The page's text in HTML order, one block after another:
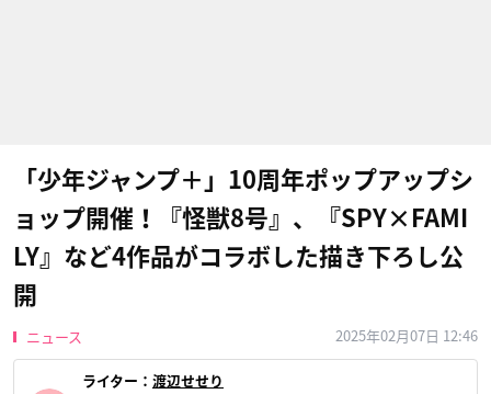
「少年ジャンプ＋」10周年ポップアップシ
ョップ開催！『怪獣8号』、『SPY×FAMI
LY』など4作品がコラボした描き下ろし公
開
ニュース 2025年02月07日 12:46
ライター： 渡辺せせり